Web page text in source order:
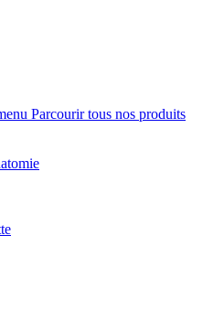
Parcourir tous nos produits